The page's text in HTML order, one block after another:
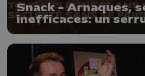
Snack - Arnaques,
inefficaces: un
explique tout ce
son métier